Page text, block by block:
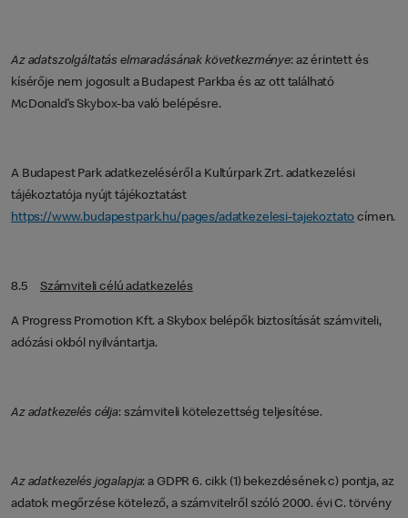
Az adatszolgáltatás elmaradásának következménye: az érintett és
kísérője nem jogosult a Budapest Parkba és az ott található
McDonald’s Skybox-ba való belépésre.
A Budapest Park adatkezeléséről a Kultúrpark Zrt. adatkezelési
tájékoztatója nyújt tájékoztatást
https://www.budapestpark.hu/pages/adatkezelesi-tajekoztato címen.
8.5 Számviteli célú adatkezelés
A Progress Promotion Kft. a Skybox belépők biztosítását számviteli,
adózási okból nyilvántartja.
Az adatkezelés célja: számviteli kötelezettség teljesítése.
Az adatkezelés jogalapja: a GDPR 6. cikk (1) bekezdésének c) pontja, az
adatok megőrzése kötelező, a számvitelről szóló 2000. évi C. törvény